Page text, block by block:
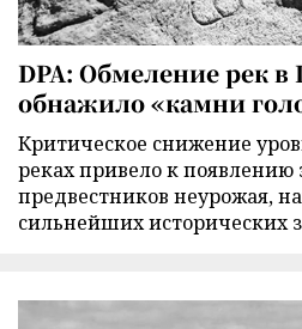
DPA: Обмеление рек в
обнажило «камни
Критическое снижение
реках привело к появлению
предвестников неурожая,
сильнейших исторических